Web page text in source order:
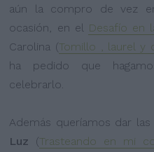
aún la compro de vez
ocasión, en el Desafío en
Carolina (Tomillo , laurel y
ha pedido que
celebrarlo.
Además queríamos dar las
Luz (Trasteando en mi